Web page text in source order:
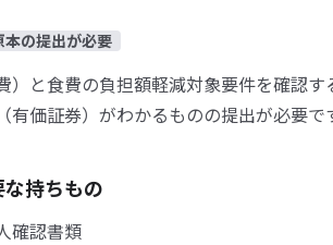
本の提出が必要
）と食費の負担額軽減対象要件を確認
有価証券）がわかるものの提出が必要で
持ちもの
確認書類